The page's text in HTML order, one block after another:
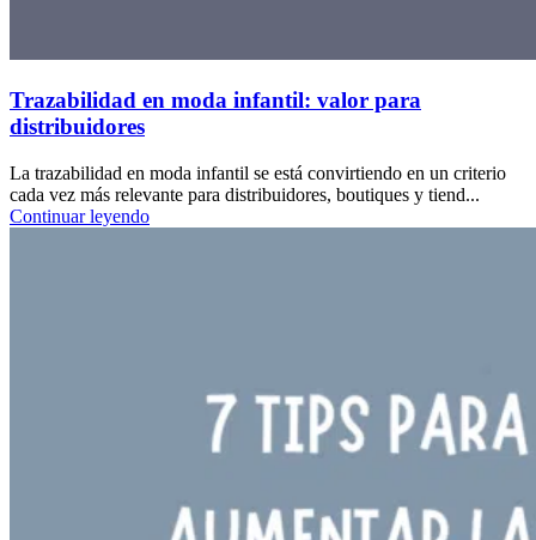
Trazabilidad en moda infantil: valor para
distribuidores
La trazabilidad en moda infantil se está convirtiendo en un criterio
cada vez más relevante para distribuidores, boutiques y tiend...
Continuar leyendo